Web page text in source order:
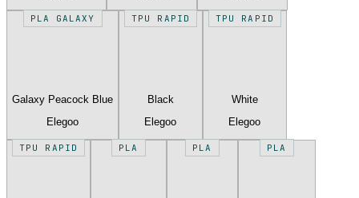
PLA GALAXY
Galaxy Peacock Blue
Elegoo
TPU RAPID
Black
Elegoo
TPU RAPID
White
Elegoo
TPU RAPID PLA PLA PLA